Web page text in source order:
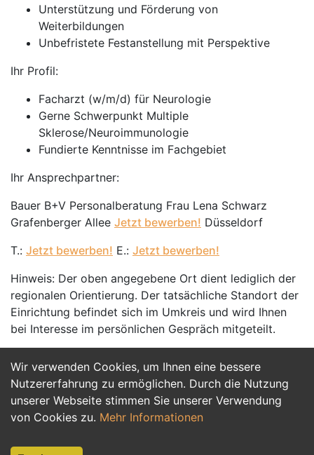
Wir verwenden Cookies, um Ihnen eine bessere
Nutzererfahrung zu ermöglichen. Durch die Nutzung
unserer Webseite stimmen Sie unserer Verwendung
von Cookies zu. Mehr Informationen
Unterstützung und Förderung von
Weiterbildungen
Unbefristete Festanstellung mit Perspektive
Ihr Profil:
Facharzt (w/m/d) für Neurologie
Gerne Schwerpunkt Multiple
Sklerose/Neuroimmunologie
Fundierte Kenntnisse im Fachgebiet
Ihr Ansprechpartner:
Bauer B+V Personalberatung Frau Lena Schwarz
Grafenberger Allee Jetzt bewerben! Düsseldorf
T.: Jetzt bewerben! E.: Jetzt bewerben!
Hinweis: Der oben angegebene Ort dient lediglich der
regionalen Orientierung. Der tatsächliche Standort der
Einrichtung befindet sich im Umkreis und wird Ihnen
bei Interesse im persönlichen Gespräch mitgeteilt.
Jetzt Bewerben